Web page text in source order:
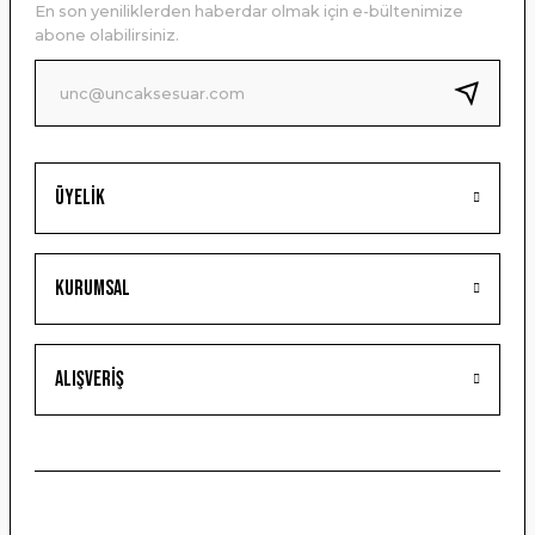
Ürün bilgilerinde hatalar bulunuyor.
Ürün fiyatı diğer sitelerden daha pahalı.
Bu ürüne benzer farklı alternatifler olmalı.
Gönder
Üyelik
Kurumsal
Alışveriş
En son yeniliklerden haberdar olmak için e-bültenimize
abone olabilirsiniz.